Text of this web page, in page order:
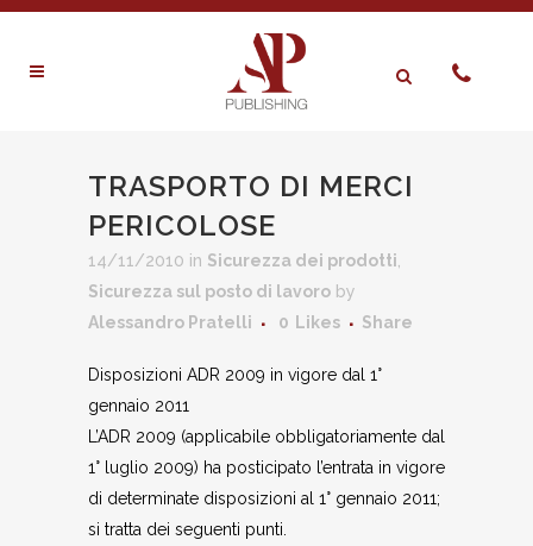
TRASPORTO DI MERCI
PERICOLOSE
14/11/2010 in Sicurezza dei prodotti
Sicurezza sul posto di lavoro by
Alessandro Pratelli
0 Likes Share
Disposizioni ADR 2009 in vigore dal 1°
gennaio 2011
L’ADR 2009 (applicabile obbligatoriamente dal
1° luglio 2009) ha posticipato l’entrata in vigore
di determinate disposizioni al 1° gennaio 2011;
si tratta dei seguenti punti.